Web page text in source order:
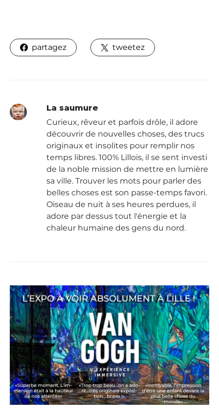
partagez tweetez
La saumure
Curieux, rêveur et parfois drôle, il adore
découvrir de nouvelles choses, des trucs
originaux et insolites pour remplir nos
temps libres. 100% Lillois, il se sent investi
de la noble mission de mettre en lumière
sa ville. Trouver les mots pour parler des
belles choses est son passe-temps favori.
Oiseau de nuit à ses heures perdues, il
adore par dessus tout l'énergie et la
chaleur humaine des gens du nord.